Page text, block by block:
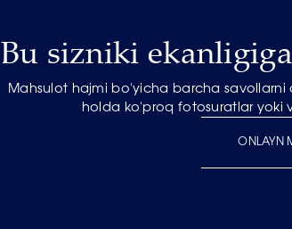
Bu sizniki
Mahsulot hajmi bo'yicha barcha
holda ko'proq fotosuratlar yoki
ONLAYN